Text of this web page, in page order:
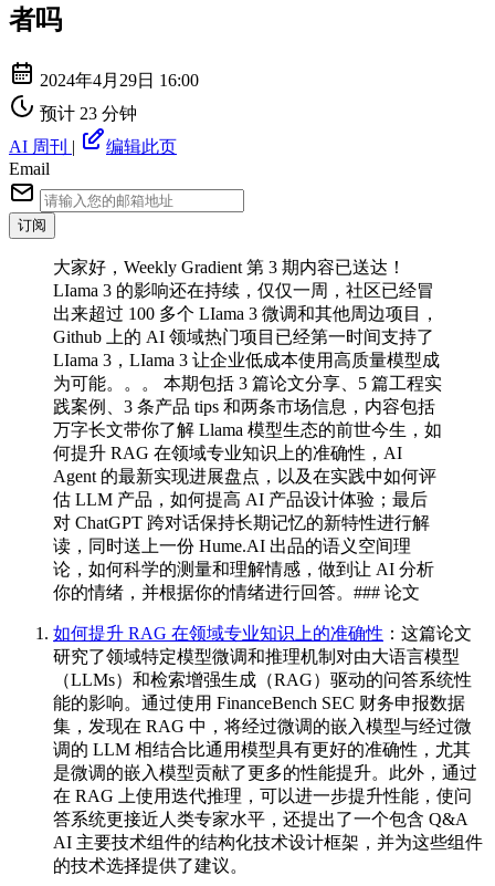
者吗
2024年4月29日 16:00
预计 23 分钟
AI 周刊 |
编辑此页
Email
订阅
⼤家好，Weekly Gradient 第 3 期内容已送达！
LIama 3 的影响还在持续，仅仅一周，社区已经冒
出来超过 100 多个 LIama 3 微调和其他周边项目，
Github 上的 AI 领域热门项目已经第一时间支持了
LIama 3，LIama 3 让企业低成本使用高质量模型成
为可能。。。 本期包括 3 篇论文分享、5 篇工程实
践案例、3 条产品 tips 和两条市场信息，内容包括
万字长文带你了解 Llama 模型生态的前世今生，如
何提升 RAG 在领域专业知识上的准确性，AI
Agent 的最新实现进展盘点，以及在实践中如何评
估 LLM 产品，如何提高 AI 产品设计体验；最后
对 ChatGPT 跨对话保持长期记忆的新特性进行解
读，同时送上一份 Hume.AI 出品的语义空间理
论，如何科学的测量和理解情感，做到让 AI 分析
你的情绪，并根据你的情绪进行回答。### 论文
如何提升 RAG 在领域专业知识上的准确性 ：这篇论文
研究了领域特定模型微调和推理机制对由大语言模型
（LLMs）和检索增强生成（RAG）驱动的问答系统性
能的影响。通过使用 FinanceBench SEC 财务申报数据
集，发现在 RAG 中，将经过微调的嵌入模型与经过微
调的 LLM 相结合比通用模型具有更好的准确性，尤其
是微调的嵌入模型贡献了更多的性能提升。此外，通过
在 RAG 上使用迭代推理，可以进一步提升性能，使问
答系统更接近人类专家水平，还提出了一个包含 Q&A
AI 主要技术组件的结构化技术设计框架，并为这些组件
的技术选择提供了建议。